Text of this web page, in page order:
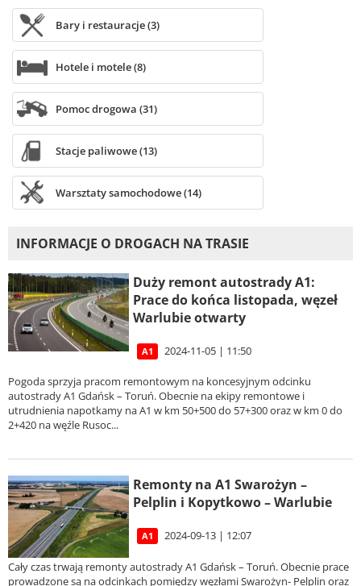
Bary i restauracje (3)
Hotele i motele (8)
Pomoc drogowa (31)
Stacje paliwowe (13)
Warsztaty samochodowe (14)
INFORMACJE O DROGACH NA TRASIE
Duży remont autostrady A1:
Prace do końca listopada, węzeł
Warlubie otwarty
A1 2024-11-05 | 11:50
Pogoda sprzyja pracom remontowym na koncesyjnym odcinku
autostrady A1 Gdańsk – Toruń. Obecnie na ekipy remontowe i
utrudnienia napotkamy na A1 w km 50+500 do 57+300 oraz w km 0 do
2+420 na węźle Rusoc...
Remonty na A1 Swarożyn –
Pelplin i Kopytkowo – Warlubie
A1 2024-09-13 | 12:07
Cały czas trwają remonty autostrady A1 Gdańsk – Toruń. Obecnie prace
prowadzone są na odcinkach pomiędzy węzłami Swarożyn- Pelplin oraz